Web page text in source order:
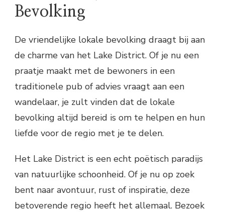
Bevolking
De vriendelijke lokale bevolking draagt bij aan
de charme van het Lake District. Of je nu een
praatje maakt met de bewoners in een
traditionele pub of advies vraagt aan een
wandelaar, je zult vinden dat de lokale
bevolking altijd bereid is om te helpen en hun
liefde voor de regio met je te delen.
Het Lake District is een echt poëtisch paradijs
van natuurlijke schoonheid. Of je nu op zoek
bent naar avontuur, rust of inspiratie, deze
betoverende regio heeft het allemaal. Bezoek